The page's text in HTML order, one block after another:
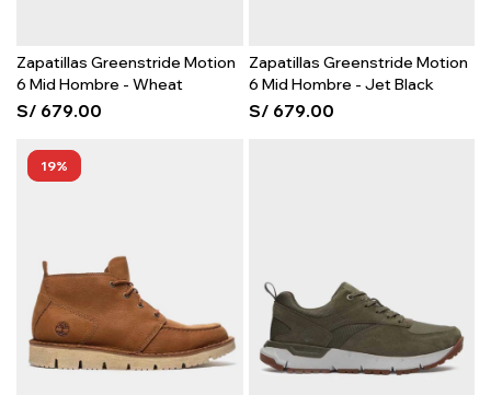
Zapatillas Greenstride Motion
6 Mid Hombre - Wheat
S/ 679.00
Zapatillas Greenstride Motion
6 Mid Hombre - Jet Black
S/ 679.00
19